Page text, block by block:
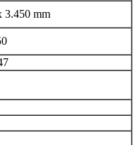
3.450 mm